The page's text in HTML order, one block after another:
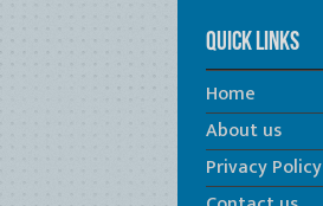
Quick Links
Home
About us
Privacy Policy